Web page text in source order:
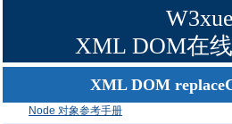
W3xue
XML DOM在
XML DOM
Node 对象参考手册